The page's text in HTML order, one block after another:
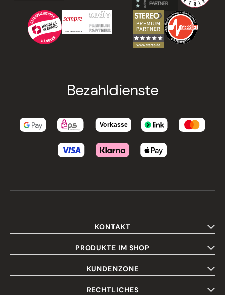
Bezahldienste
KONTAKT
PRODUKTE IM SHOP
KUNDENZONE
RECHTLICHES